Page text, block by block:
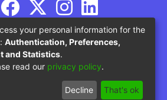
de Educación
your personal information for the
Authentication, Preferences,
and Statistics.
read our privacy policy.
Decline That's ok